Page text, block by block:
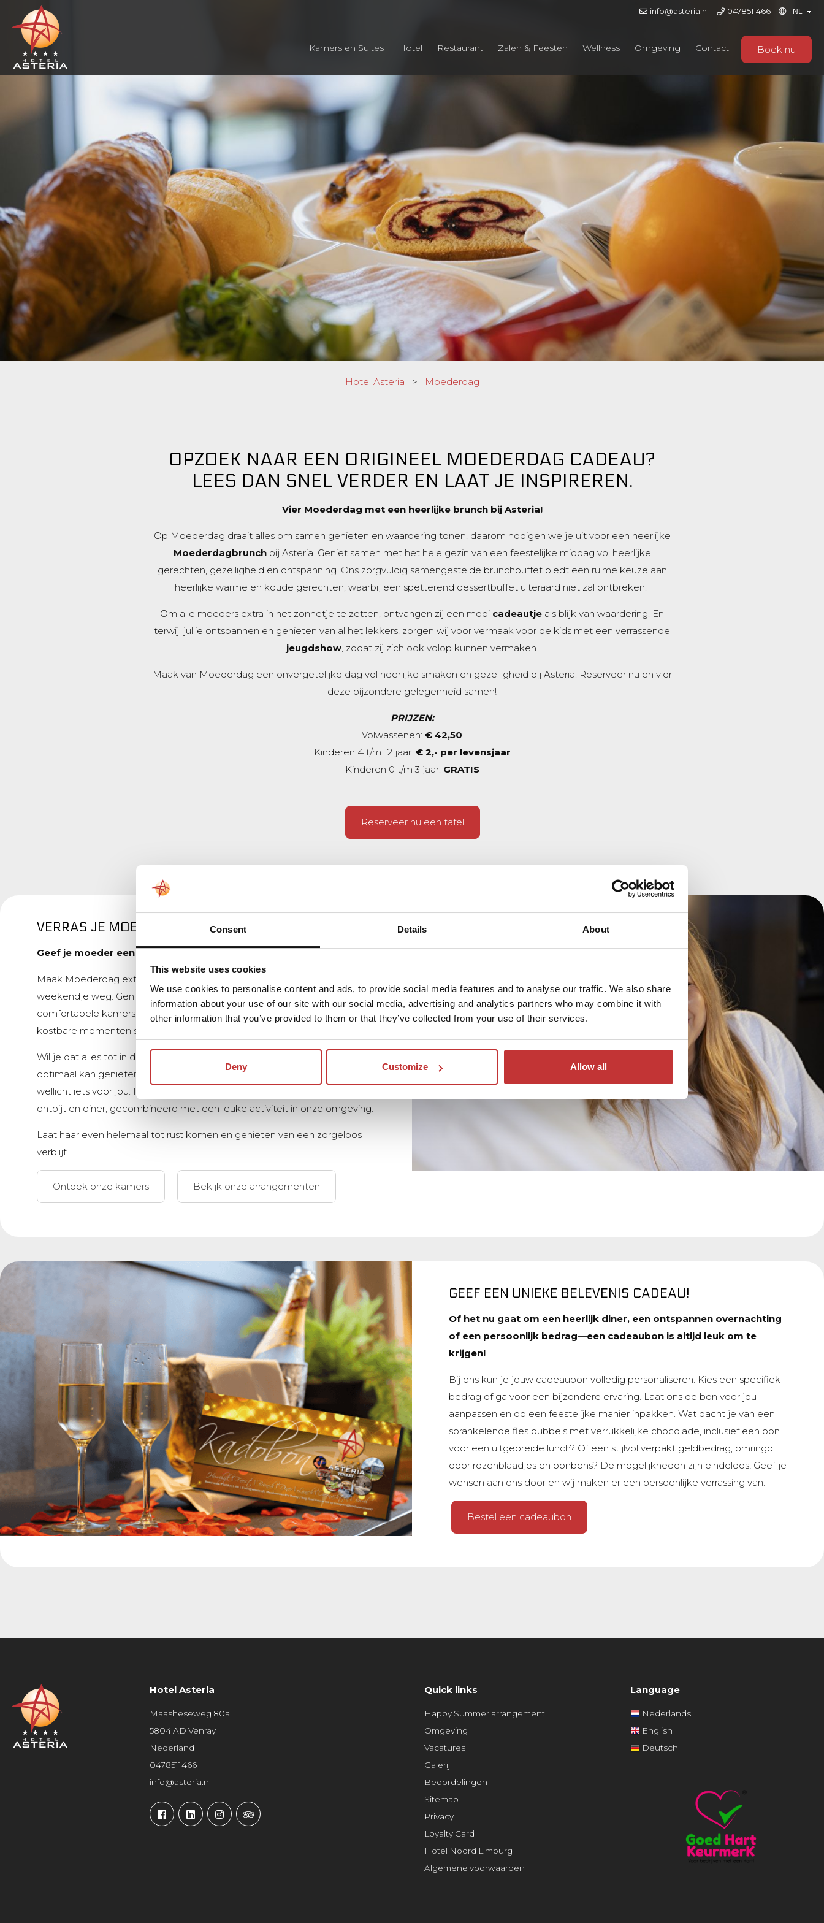
Consent Details About
This website uses cookies
We use cookies to personalise content and ads, to provide social media features and to analyse our traffic. We also share
information about your use of our site with our social media, advertising and analytics partners who may combine it with
other information that you’ve provided to them or that they’ve collected from your use of their services.
Deny Customize Allow all
info@asteria.nl 0478511466
Kamers en Suites Hotel Restaurant Zalen & Feesten Wellness Omgeving Contact Boek nu
Hotel Asteria > Moederdag
OPZOEK NAAR EEN ORIGINEEL MOEDERDAG CADEAU?
LEES DAN SNEL VERDER EN LAAT JE INSPIREREN.
Vier Moederdag met een heerlijke brunch bij Asteria!
Op Moederdag draait alles om samen genieten en waardering tonen, daarom nodigen we je uit voor een heerlijke
Moederdagbrunchbij Asteria. Geniet samen met het hele gezin van een feestelijke middag vol heerlijke
gerechten, gezelligheid en ontspanning. Ons zorgvuldig samengestelde brunchbuffet biedt een ruime keuze aan
heerlijke warme en koude gerechten, waarbij een spetterend dessertbuffet uiteraard niet zal ontbreken.
Om alle moeders extra in het zonnetje te zetten, ontvangen zij een mooi cadeautje als blijk van waardering. En
terwijl jullie ontspannen en genieten van al het lekkers, zorgen wij voor vermaak voor de kids met een verrassende
jeugdshow, zodat zij zich ook volop kunnen vermaken.
Maak van Moederdag een onvergetelijke dag vol heerlijke smaken en gezelligheid bij Asteria. Reserveer nu en vier
deze bijzondere gelegenheid samen!
PRIJZEN:
Volwassenen: € 42,50
Kinderen 4 t/m 12 jaar: € 2,- per levensjaar
Kinderen 0 t/m 3 jaar: GRATIS
Reserveer nu een tafel
VERRAS JE MOEDER MET EEN NACHTJE WEG
Geef je moeder een weekend vol ontspanning en verwennerij!
Maak Moederdag extra bijzonder door haar te verrassen met een heerlijk
weekendje weg. Geniet samen van een verblijf in een van onze
comfortabele kamers, ontdek de veelzijdige omgeving en beleef
kostbare momenten samen.
Wil je dat alles tot in de puntjes geregeld is, zodat jouw moeder of partner
optimaal kan genieten? Dan zijn onze volledig verzorgde arrangementen
wellicht iets voor jou. Hiermee geniet je van een overnachting inclusief
ontbijt en diner, gecombineerd met een leuke activiteit in onze omgeving.
Laat haar even helemaal tot rust komen en genieten van een zorgeloos
verblijf!
Ontdek onze kamers Bekijk onze arrangementen
GEEF EEN UNIEKE BELEVENIS CADEAU!
Of het nu gaat om een heerlijk diner, een ontspannen overnachting
of een persoonlijk bedrag—een cadeaubon is altijd leuk om te
krijgen!
Bij ons kun je jouw cadeaubon volledig personaliseren. Kies een specifiek
bedrag of ga voor een bijzondere ervaring. Laat ons de bon voor jou
aanpassen en op een feestelijke manier inpakken. Wat dacht je van een
sprankelende fles bubbels met verrukkelijke chocolade, inclusief een bon
voor een uitgebreide lunch? Of een stijlvol verpakt geldbedrag, omringd
door rozenblaadjes en bonbons? De mogelijkheden zijn eindeloos! Geef je
wensen aan ons door en wij maken er een persoonlijke verrassing van.
Bestel een cadeaubon
Hotel Asteria
Maasheseweg 80a
5804 AD Venray
Nederland
0478511466
info@asteria.nl
Quick links
Happy Summer arrangement
Omgeving
Vacatures
Galerij
Beoordelingen
Sitemap
Privacy
Loyalty Card
Hotel Noord Limburg
Algemene voorwaarden
Language
Nederlands
English
Deutsch